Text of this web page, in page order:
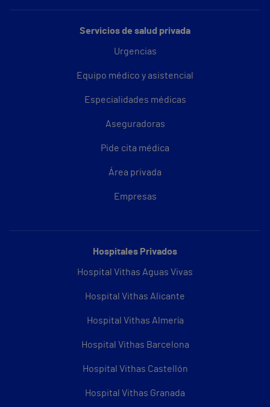
Servicios de salud privada
Urgencias
Equipo médico y asistencial
Especialidades médicas
Aseguradoras
Pide cita médica
Área privada
Empresas
Hospitales Privados
Hospital Vithas Aguas Vivas
Hospital Vithas Alicante
Hospital Vithas Almería
Hospital Vithas Barcelona
Hospital Vithas Castellón
Hospital Vithas Granada